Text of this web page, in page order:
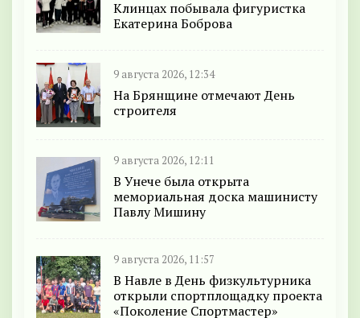
Клинцах побывала фигуристка
Екатерина Боброва
9 августа 2026, 12:34
На Брянщине отмечают День
строителя
9 августа 2026, 12:11
В Унече была открыта
мемориальная доска машинисту
Павлу Мишину
9 августа 2026, 11:57
В Навле в День физкультурника
открыли спортплощадку проекта
«Поколение Спортмастер»